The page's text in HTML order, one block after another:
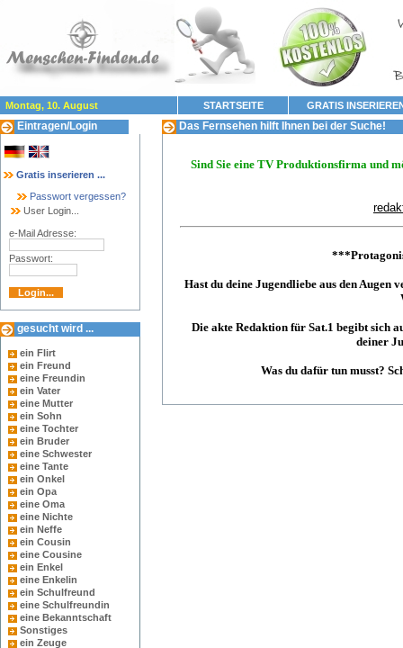
Montag, 10. August STARTSEITE GRATIS
Eintragen/Login
Gratis inserieren ...
Passwort vergessen?
User Login...
e-Mail Adresse:
Passwort:
gesucht wird ...
ein Flirt
ein Freund
eine Freundin
ein Vater
eine Mutter
ein Sohn
eine Tochter
ein Bruder
eine Schwester
eine Tante
ein Onkel
ein Opa
eine Oma
eine Nichte
ein Neffe
ein Cousin
eine Cousine
ein Enkel
eine Enkelin
ein Schulfreund
eine Schulfreundin
eine Bekanntschaft
Sonstiges
ein Zeuge
Das Fernsehen hilft Ihnen bei der Suche!
Sind Sie eine TV Produktionsfirma und
Hast du deine Jugendliebe aus den
Die akte Redaktion für Sat.1 begibt sich
deiner
Was du dafür tun musst?